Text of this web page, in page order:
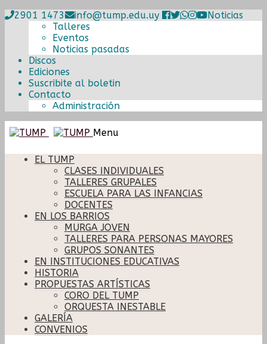
2901 1473 info@tump.edu.uy
Noticias
Talleres
Eventos
Noticias pasadas
Discos
Ediciones
Suscribite al boletin
Contacto
Administración
Ir
la
navegación
Ir
contenido
Menu
EL TUMP
CLASES INDIVIDUALES
TALLERES GRUPALES
ESCUELA PARA LAS INFANCIAS
DOCENTES
EN LOS BARRIOS
MURGA JOVEN
TALLERES PARA PERSONAS MAYORES
GRUPOS SONANTES
EN INSTITUCIONES EDUCATIVAS
HISTORIA
PROPUESTAS ARTÍSTICAS
CORO DEL TUMP
ORQUESTA INESTABLE
GALERÍA
CONVENIOS